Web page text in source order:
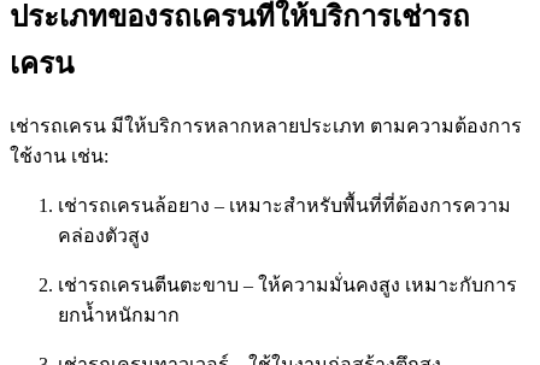
ประเภทของรถเครนที่ให้บริการเช่ารถ
เครน
เช่ารถเครน มีให้บริการหลากหลายประเภท ตามความต้องการ
ใช้งาน เช่น:
เช่ารถเครนล้อยาง – เหมาะสำหรับพื้นที่ที่ต้องการความ
คล่องตัวสูง
เช่ารถเครนตีนตะขาบ – ให้ความมั่นคงสูง เหมาะกับการ
ยกน้ำหนักมาก